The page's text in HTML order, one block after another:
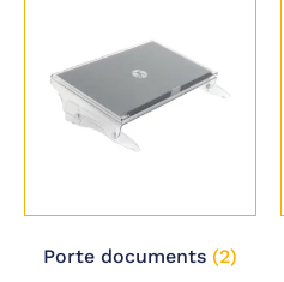
Porte documents (2)